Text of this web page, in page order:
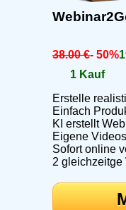
38.00 €- 50%
1 Kauf
Erstelle
Einfach
KI erstellt
Eigene
Sofort online
2 gleichzeitge